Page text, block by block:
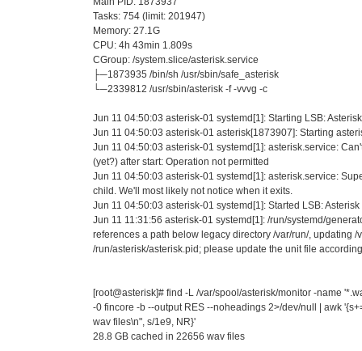
Tasks: 754 (limit: 201947)
Memory: 27.1G
CPU: 4h 43min 1.809s
CGroup: /system.slice/asterisk.service
├─1873935 /bin/sh /usr/sbin/safe_asterisk
└─2339812 /usr/sbin/asterisk -f -vvvg -c
Jun 11 04:50:03 asterisk-01 systemd[1]: Starting LSB:
Jun 11 04:50:03 asterisk-01 asterisk[1873907]: Starting
Jun 11 04:50:03 asterisk-01 systemd[1]: asterisk.service:
(yet?) after start: Operation not permitted
Jun 11 04:50:03 asterisk-01 systemd[1]: asterisk.service:
child. We'll most likely not notice when it exits.
Jun 11 04:50:03 asterisk-01 systemd[1]: Started LSB: Asterisk
Jun 11 11:31:56 asterisk-01 systemd[1]: /run/systemd/
references a path below legacy directory /var/run/, updating
/run/asterisk/asterisk.pid; please update the unit file
[root@asterisk]# find -L /var/spool/asterisk/monitor -name
-0 fincore -b --output RES --noheadings 2>/dev/null | awk
wav files\n", s/1e9, NR}'
28.8 GB cached in 22656 wav files